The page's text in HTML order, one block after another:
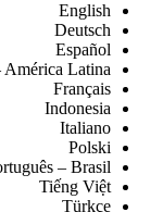
English
Deutsch
Español
– América Latina
Français
Indonesia
Italiano
Polski
Português – Brasil
Tiếng Việt
Türkçe